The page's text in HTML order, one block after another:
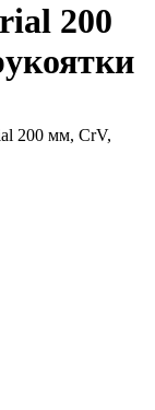
200
200 мм, CrV,